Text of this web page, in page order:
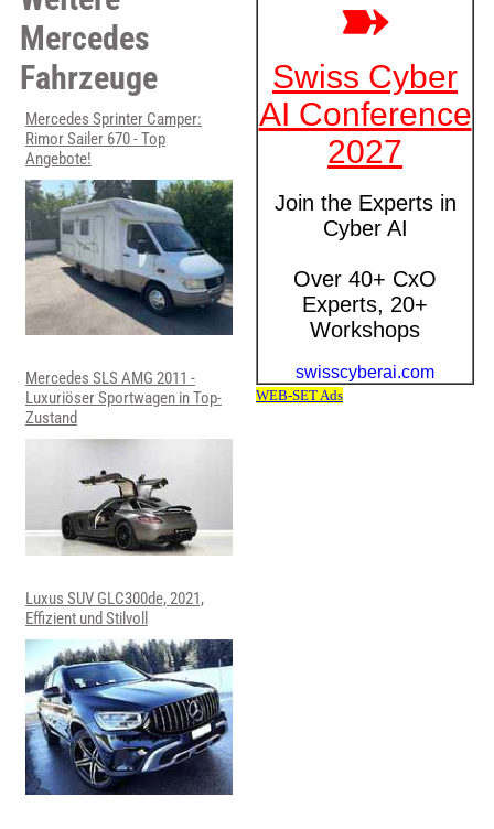
Mercedes
Fahrzeuge
Mercedes Sprinter Camper:
Rimor Sailer 670 - Top
Angebote!
Mercedes SLS AMG 2011 -
Luxuriöser Sportwagen in Top-
Zustand
Luxus SUV GLC300de, 2021,
Effizient und Stilvoll